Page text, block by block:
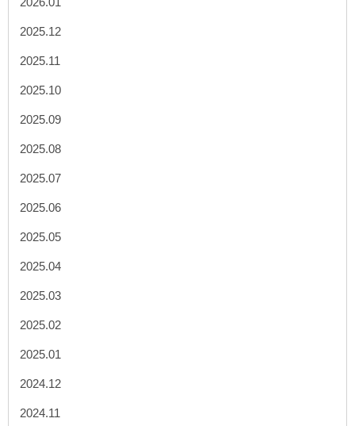
2025.12
2025.11
2025.10
2025.09
2025.08
2025.07
2025.06
2025.05
2025.04
2025.03
2025.02
2025.01
2024.12
2024.11